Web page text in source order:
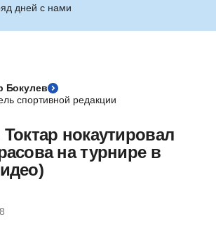
дней с нами
Бокулев
спортивной редакции
нокаутировал
на турнире в